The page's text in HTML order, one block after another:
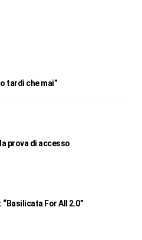
tardi che mai”
prova di accesso
“Basilicata For All 2.0”